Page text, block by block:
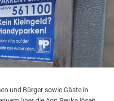
und Bürger sowie Gäste in